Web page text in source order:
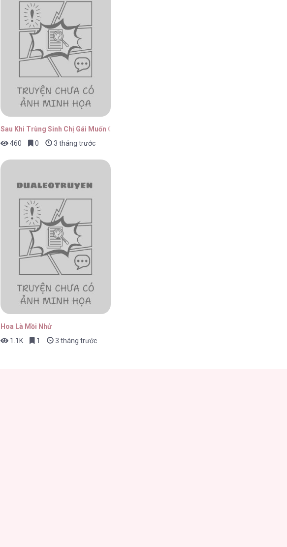
Sau Khi Trùng Sinh Chị Gái Muốn Cướp Lấy Vị Hôn Phu Của Tôi
460
0 3 tháng trước
Hoa Là Mồi Nhử
1.1K
1 3 tháng trước